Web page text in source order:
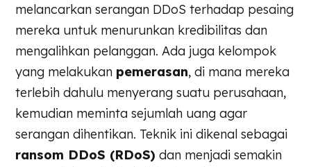
melancarkan serangan DDoS terhadap pesaing
mereka untuk menurunkan kredibilitas dan
mengalihkan pelanggan. Ada juga kelompok
yang melakukan pemerasan, di mana mereka
terlebih dahulu menyerang suatu perusahaan,
kemudian meminta sejumlah uang agar
serangan dihentikan. Teknik ini dikenal sebagai
ransom DDoS (RDoS) dan menjadi semakin